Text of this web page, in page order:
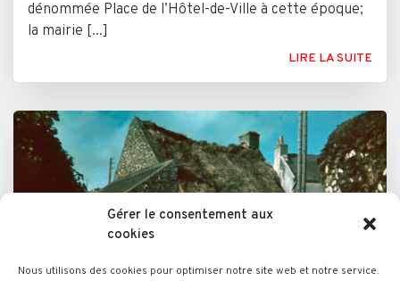
Gérer le consentement aux
cookies
Nous utilisons des cookies pour optimiser notre site web et notre service.
dénommée Place de l’Hôtel-de-Ville à cette époque;
la mairie [...]
LIRE LA SUITE